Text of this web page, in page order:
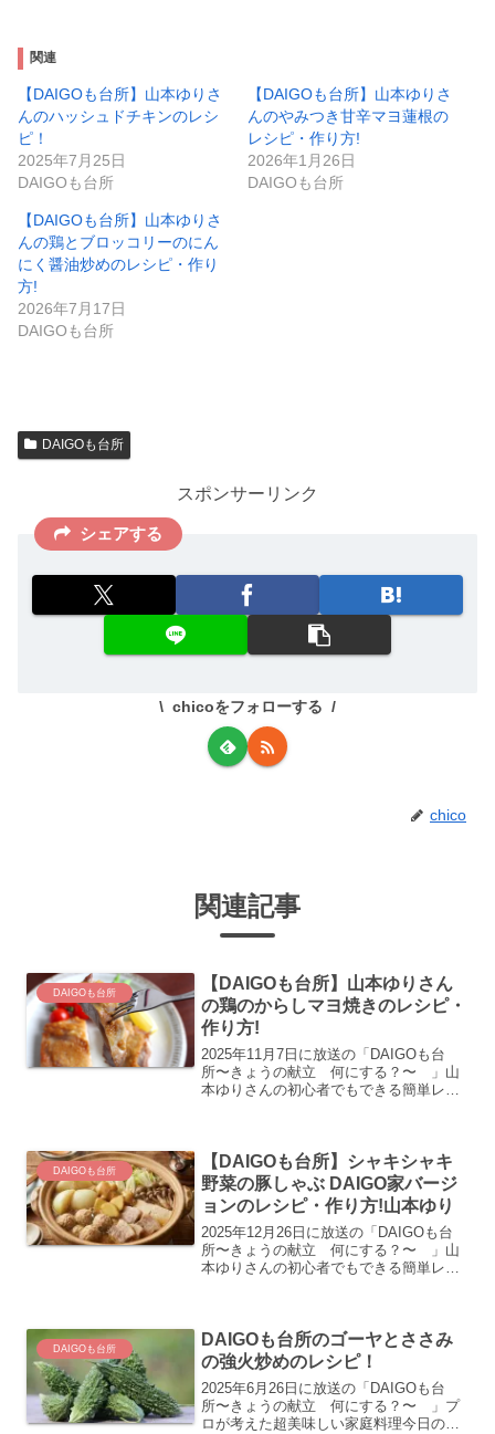
関連
【DAIGOも台所】山本ゆりさ
んのハッシュドチキンのレシ
ピ！
2025年7月25日
DAIGOも台所
【DAIGOも台所】山本ゆりさ
んのやみつき甘辛マヨ蓮根の
レシピ・作り方!
2026年1月26日
DAIGOも台所
【DAIGOも台所】山本ゆりさ
んの鶏とブロッコリーのにん
にく醤油炒めのレシピ・作り
方!
2026年7月17日
DAIGOも台所
DAIGOも台所
スポンサーリンク
シェアする
chicoをフォローする
chico
関連記事
DAIGOも台所
【DAIGOも台所】山本ゆりさん
の鶏のからしマヨ焼きのレシピ・
作り方!
2025年11月7日に放送の「DAIGOも台
所〜きょうの献立 何にする？〜 」山
本ゆりさんの初心者でもできる簡単レシ
DAIGOも台所
【DAIGOも台所】シャキシャキ
野菜の豚しゃぶ DAIGO家バージ
ョンのレシピ・作り方!山本ゆり
2025年12月26日に放送の「DAIGOも台
所〜きょうの献立 何にする？〜 」山
本ゆりさんの初心者でもできる簡単レシ
豚しゃぶ D...
DAIGOも台所
DAIGOも台所のゴーヤとささみ
の強火炒めのレシピ！
2025年6月26日に放送の「DAIGOも台
所〜きょうの献立 何にする？〜 」プ
ロが考えた超美味しい家庭料理今日の献